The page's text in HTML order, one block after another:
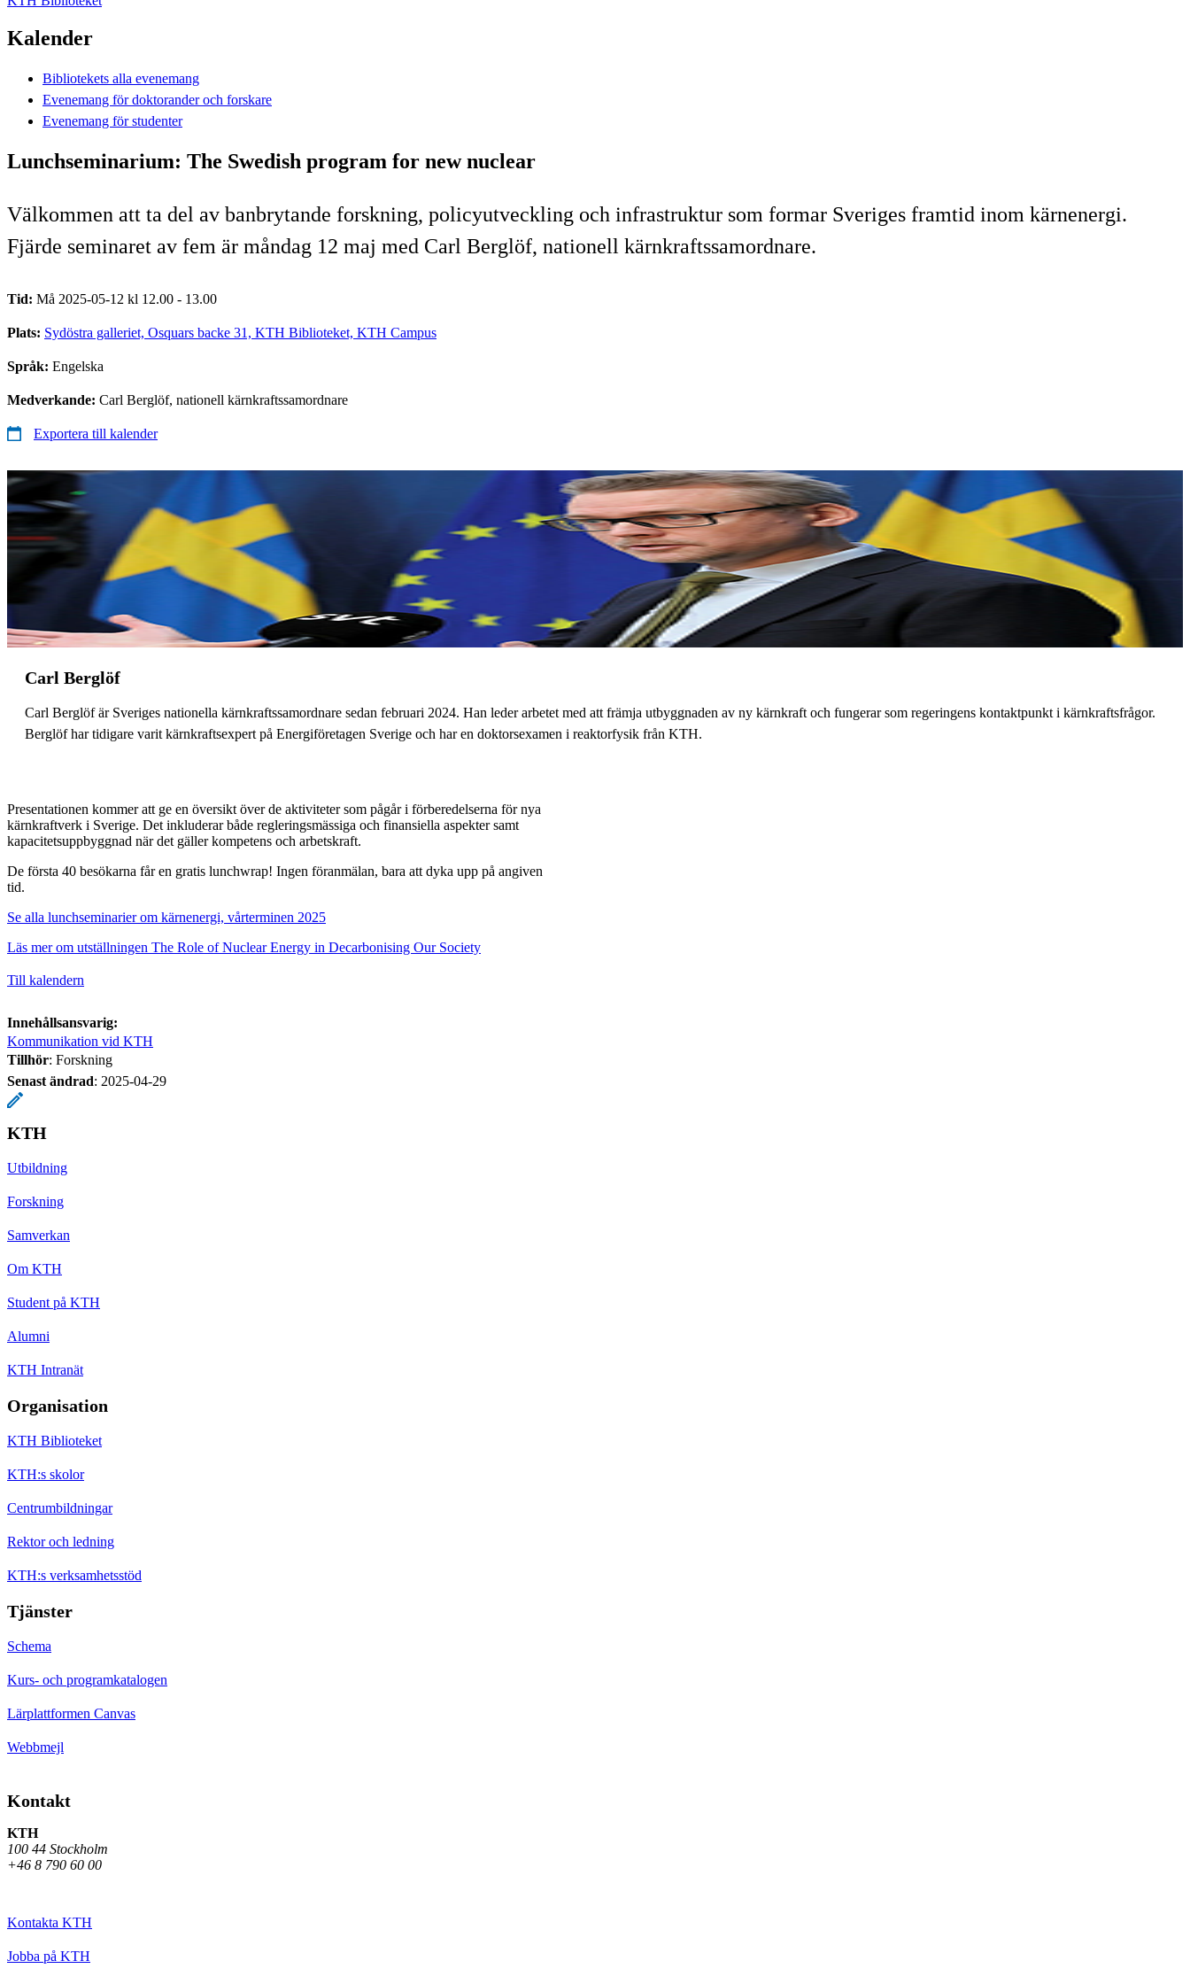
Kalender
Bibliotekets alla evenemang
Evenemang för doktorander och forskare
Evenemang för studenter
Lunchseminarium: The Swedish program for new nuclear
Välkommen att ta del av banbrytande forskning, policyutveckling och infrastruktur som formar Sveriges framtid inom kärnenergi.
Fjärde seminaret av fem är måndag 12 maj med Carl Berglöf, nationell kärnkraftssamordnare.
Tid: Må 2025-05-12 kl 12.00 - 13.00
Plats: Sydöstra galleriet, Osquars backe 31, KTH Biblioteket, KTH Campus
Språk: Engelska
Medverkande: Carl Berglöf, nationell kärnkraftssamordnare
Exportera till kalender
Carl Berglöf
Carl Berglöf är Sveriges nationella kärnkraftssamordnare sedan februari 2024. Han leder arbetet med att främja utbyggnaden av ny kärnkraft och fungerar som regeringens kontaktpunkt i kärnkraftsfrågor.
Berglöf har tidigare varit kärnkraftsexpert på Energiföretagen Sverige och har en doktorsexamen i reaktorfysik från KTH.​
Presentationen kommer att ge en översikt över de aktiviteter som pågår i förberedelserna för nya
kärnkraftverk i Sverige. Det inkluderar både regleringsmässiga och finansiella aspekter samt
kapacitetsuppbyggnad när det gäller kompetens och arbetskraft.
De första 40 besökarna får en gratis lunchwrap! Ingen föranmälan, bara att dyka upp på angiven
tid.
Se alla lunchseminarier om kärnenergi, vårterminen 2025
Läs mer om utställningen The Role of Nuclear Energy in Decarbonising Our Society
Till kalendern
Innehållsansvarig:
Kommunikation vid KTH
Tillhör: Forskning
Senast ändrad: 2025-04-29
KTH
Utbildning
Forskning
Samverkan
Om KTH
Student på KTH
Alumni
KTH Intranät
Organisation
KTH Biblioteket
KTH:s skolor
Centrumbildningar
Rektor och ledning
KTH:s verksamhetsstöd
Tjänster
Schema
Kurs- och programkatalogen
Lärplattformen Canvas
Webbmejl
Kontakt
KTH
100 44 Stockholm
+46 8 790 60 00
Kontakta KTH
Jobba på KTH